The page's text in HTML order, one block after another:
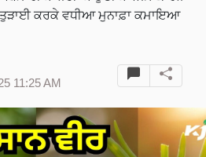
ਕਰਕੇ ਵਧੀਆ ਮੁਨਾਫ਼ਾ ਕਮਾਇਆ
11:25 AM